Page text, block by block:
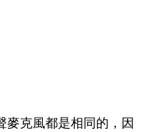
麥克風都是相同的，因